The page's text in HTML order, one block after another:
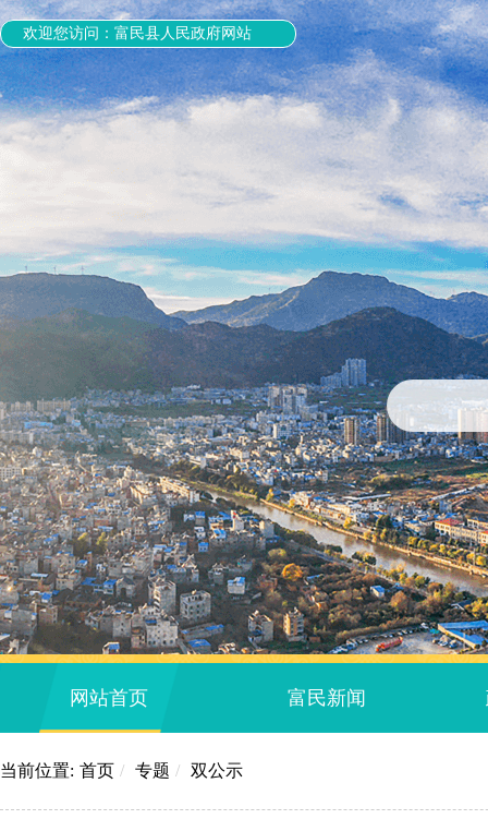
欢迎您访问：富民县人民政府网站
网站首页 富民新闻
当前位置: 首页 / 专题 / 双公示